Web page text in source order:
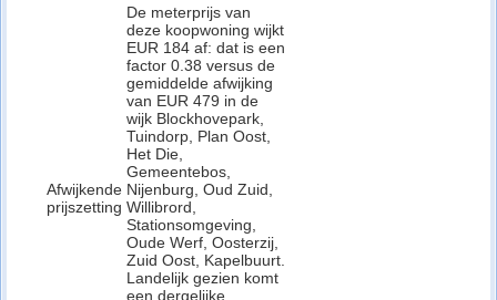
Afwijkende
prijszetting
De meterprijs van
deze koopwoning wijkt
EUR 184 af: dat is een
factor 0.38 versus de
gemiddelde afwijking
van EUR 479 in de
wijk Blockhovepark,
Tuindorp, Plan Oost,
Het Die,
Gemeentebos,
Nijenburg, Oud Zuid,
Willibrord,
Stationsomgeving,
Oude Werf, Oosterzij,
Zuid Oost, Kapelbuurt.
Landelijk gezien komt
een dergelijke